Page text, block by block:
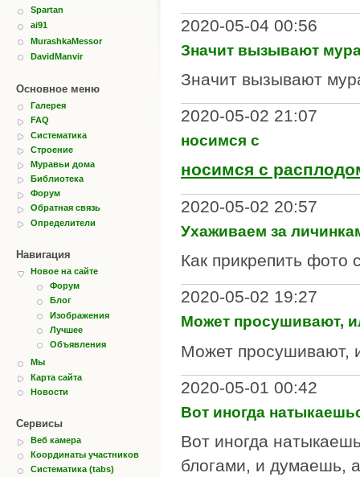
Spartan
ai91
MurashkaMessor
DavidManvir
Основное меню
Галерея
FAQ
Систематика
Строение
Муравьи дома
Библиотека
Форум
Обратная связь
Определители
Навигация
Новое на сайте
Форум
Блог
Изображения
Лучшее
Объявления
Мы
Карта сайта
Новости
Сервисы
Веб камера
Координаты участников
Систематика (tabs)
2020-05-04 00:56
Значит вызывают
Значит вызывают
2020-05-02 21:07
носимся с
носимся с
2020-05-02 20:57
Ухаживаем за
Как прикрепить фото
2020-05-02 19:27
Может просушивают,
Может просушивают,
2020-05-01 00:42
Вот иногда
Вот иногда
блогами, и думаешь,